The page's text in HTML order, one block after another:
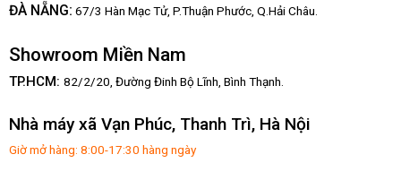
ĐÀ NẴNG: 67/3 Hàn Mạc Tử, P.Thuận Phước, Q.Hải Châu.
Showroom Miền Nam
TP.HCM: 82/2/20, Đường Đinh Bộ Lĩnh, Bình Thạnh.
Nhà máy xã Vạn Phúc, Thanh Trì, Hà Nội
Giờ mở hàng: 8:00-17:30 hàng ngày